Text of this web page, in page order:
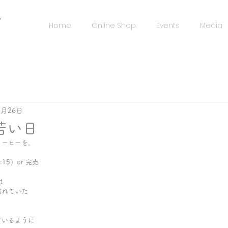
Home Online Shop Events Media
い日
26日
ヒーを。
）or 完売
ていた
るように